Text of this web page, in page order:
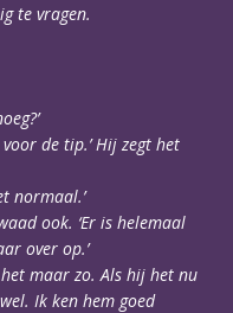
te vragen.
de tip.’ Hij zegt het
normaal.’
ook. ‘Er is helemaal
over op.’
maar zo. Als hij het nu
Ik ken hem goed